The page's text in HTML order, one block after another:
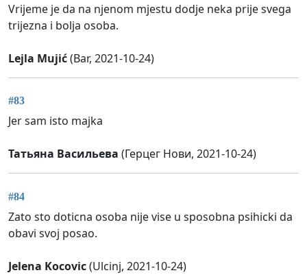
Vrijeme je da na njenom mjestu dodje neka prije svega
trijezna i bolja osoba.
Lejla Mujić(Bar, 2021-10-24)
#83
Jer sam isto majka
Татьяна Васильева (Герцег Нови, 2021-10-24)
#84
Zato sto doticna osoba nije vise u sposobna psihicki da
obavi svoj posao.
Jelena Kocovic(Ulcinj, 2021-10-24)